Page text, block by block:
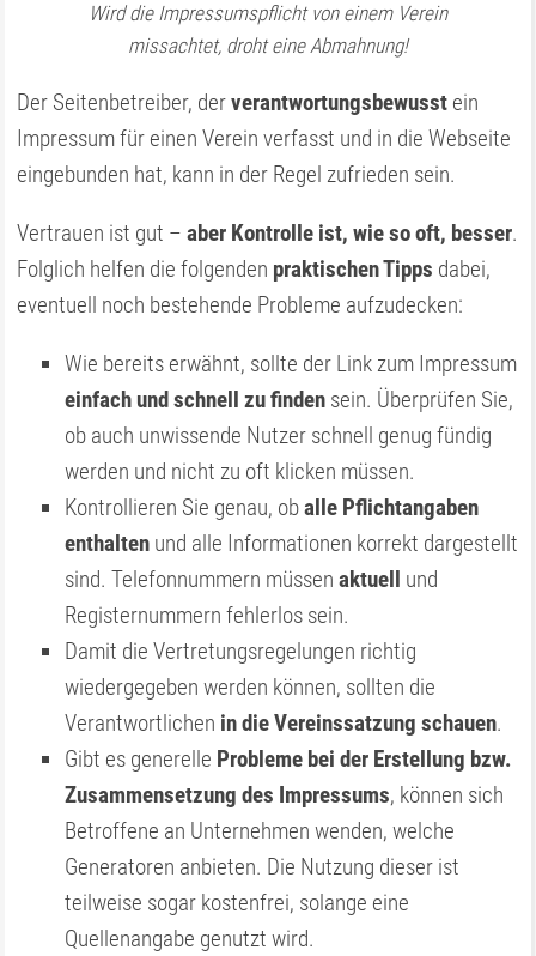
Wird die Impressumspflicht von einem Verein
missachtet, droht eine Abmahnung!
Der Seitenbetreiber, derverantwortungs­bewusst ein
Impressum für einen Verein verfasst und in die Webseite
eingebunden hat, kann in der Regel zufrieden sein.
Vertrauen ist gut –aber Kontrolle ist, wie so oft, besser.
Folglich helfen die folgenden praktischen Tipps dabei,
eventuell noch bestehende Probleme aufzudecken:
Wie bereits erwähnt, sollte der Link zum Impressum
einfach und schnell zu finden sein. Überprüfen Sie,
ob auch unwissende Nutzer schnell genug fündig
werden und nicht zu oft klicken müssen.
Kontrollieren Sie genau, oballe Pflichtangaben
enthalten und alle Informationen korrekt dargestellt
sind. Telefonnummern müssenaktuell und
Registernummern fehlerlos sein.
Damit die Vertretungsregelungen richtig
wiedergegeben werden können, sollten die
Verantwortlichen in die Vereinssatzung schauen.
Gibt es generelle Probleme bei der Erstellung bzw.
Zusammensetzung des Impressums, können sich
Betroffene an Unternehmen wenden, welche
Generatoren anbieten. Die Nutzung dieser ist
teilweise sogar kostenfrei, solange eine
Quellenangabe genutzt wird.